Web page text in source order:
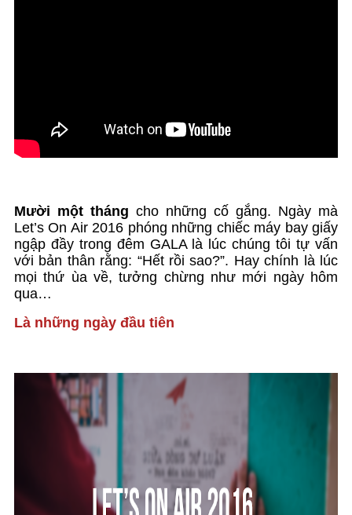
Mười một tháng cho những cố gắng. Ngày mà
Let’s On Air 2016 phóng những chiếc máy bay giấy
ngập đầy trong đêm GALA là lúc chúng tôi tự vấn
với bản thân rằng: “Hết rồi sao?”. Hay chính là lúc
mọi thứ ùa về, tưởng chừng như mới ngày hôm
qua…
Là những ngày đầu tiên